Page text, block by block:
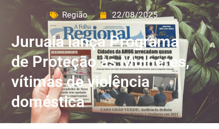
Região 22/08/2025
Juruaia lança Programa
de Proteção às Mulheres,
vítimas de violência
doméstica